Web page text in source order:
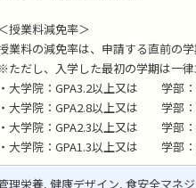
授業料減免率＞
業料の減免率は、申請する直前の学
ただし、入学した最初の学期は一律
大学院：GPA3.2以上又は 学部：
大学院：GPA2.8以上又は 学部：
大学院：GPA2.3以上又は 学部：
大学院：GPA1.3以上又は 学部：
理栄養, 健康デザイン, 食安全マネ